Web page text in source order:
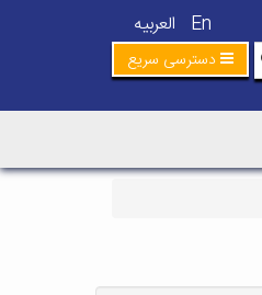
En العربیه
دسترسی سریع